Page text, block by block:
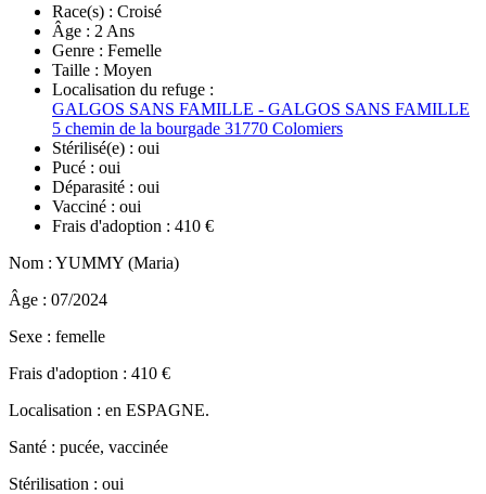
Race(s) : Croisé
Âge : 2 Ans
Genre : Femelle
Taille : Moyen
Localisation du refuge :
GALGOS SANS FAMILLE - GALGOS SANS FAMILLE
5 chemin de la bourgade 31770 Colomiers
Stérilisé(e) : oui
Pucé : oui
Déparasité : oui
Vacciné : oui
Frais d'adoption : 410 €
Nom : YUMMY (Maria)
Âge : 07/2024
Sexe : femelle
Frais d'adoption : 410 €
Localisation : en ESPAGNE.
Santé : pucée, vaccinée
Stérilisation : oui